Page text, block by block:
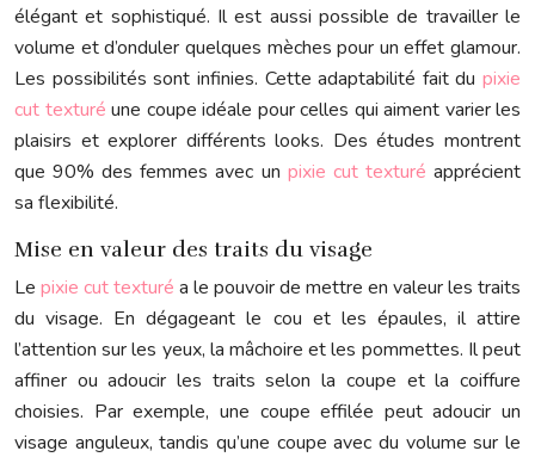
élégant et sophistiqué. Il est aussi possible de travailler le
volume et d’onduler quelques mèches pour un effet glamour.
Les possibilités sont infinies. Cette adaptabilité fait du pixie
cut texturé une coupe idéale pour celles qui aiment varier les
plaisirs et explorer différents looks. Des études montrent
que 90% des femmes avec un pixie cut texturéapprécient
sa flexibilité.
Mise en valeur des traits du visage
Le pixie cut texturé a le pouvoir de mettre en valeur les traits
du visage. En dégageant le cou et les épaules, il attire
l’attention sur les yeux, la mâchoire et les pommettes. Il peut
affiner ou adoucir les traits selon la coupe et la coiffure
choisies. Par exemple, une coupe effilée peut adoucir un
visage anguleux, tandis qu’une coupe avec du volume sur le